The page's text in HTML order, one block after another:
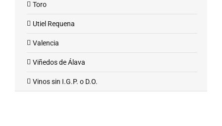
Toro
Utiel Requena
Valencia
Viñedos de Álava
Vinos sin I.G.P. o D.O.